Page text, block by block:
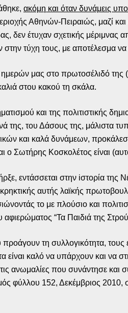
ακόμη και όταν δυνάμεις
Αθηνών-Πειραιώς, μαζί
δεν έτυχαν σχετικής μέριμνας
στην τύχη τους, με αποτέλεσμα
μας στο πρωτοσέλιδό της
στου κακού τη σκάλα.
και της πολιτιστικής
της, του Δάσους της, μάλιστα
και καλά δυνάμεων,
Σωτήρης Κοσκολέτος είναι
εντάσσεται στην iστορία της
αυτής λαϊκής
το με πλούσιο και
“Τα Παιδιά της
τη συλλογικότητα,
είναι καλό να υπάρχουν και να
ανωμαλίες που συνάντησε
φύλλου 152, Δεκέμβριος 2010,